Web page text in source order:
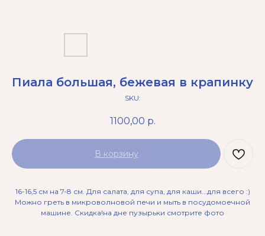
Пиала большая, бежевая в крапинку
SKU:
1100,00 р.
В корзину
16-16,5 см на 7-8 см. Для салата, для супа, для каши...для всего :)
Можно греть в микроволновой печи и мыть в посудомоечной
машине. Скидка!на дне пузырьки смотрите фото